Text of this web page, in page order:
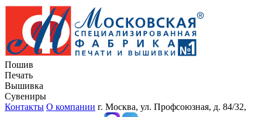
Пошив
Печать
Вышивка
Сувениры
Контакты О компании г. Москва, ул. Профсоюзная, д. 84/32,